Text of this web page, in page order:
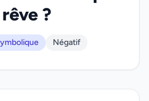
?
Négatif